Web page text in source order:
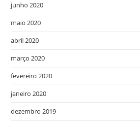
junho 2020
maio 2020
abril 2020
março 2020
fevereiro 2020
janeiro 2020
dezembro 2019